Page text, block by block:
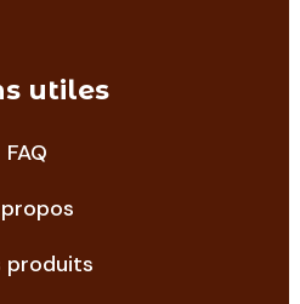
utiles
FAQ
produits